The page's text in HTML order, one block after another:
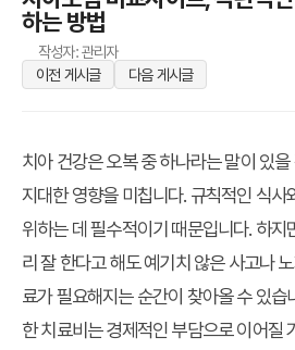
하는 방법
작성자: 관리자
이전 게시글
다음 게시글
치아 건강은 오복 중 하나라는 말이 있
지대한 영향을 미칩니다. 규칙적인 식사
위하는 데 필수적이기 때문입니다. 하지
리 잘 한다고 해도 예기치 않은 사고나
료가 필요해지는 순간이 찾아올 수 있습
한 치료비는 경제적인 부담으로 이어질